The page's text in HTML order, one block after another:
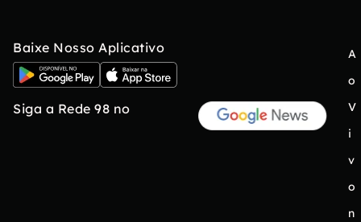
Baixe Nosso Aplicativo
Siga a Rede 98 no
A
o
V
i
v
o
n